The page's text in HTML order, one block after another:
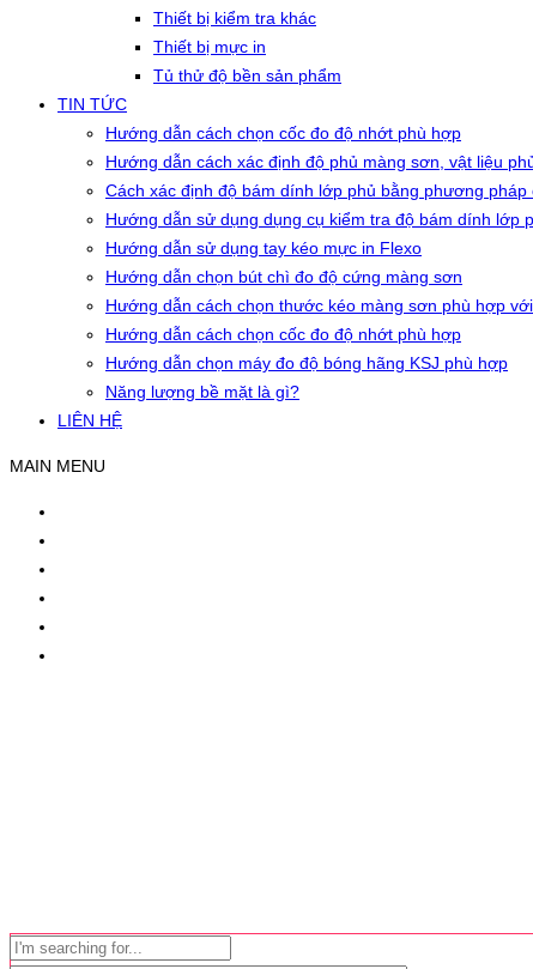
Thiết bị kiểm tra khác
Thiết bị mực in
Tủ thử độ bền sản phẩm
TIN TỨC
Hướng dẫn cách chọn cốc đo độ nhớt phù hợp
Hướng dẫn cách xác định độ phủ màng sơn, vật liệu
Cách xác định độ bám dính lớp phủ bằng phương pháp
Hướng dẫn sử dụng dụng cụ kiểm tra độ bám dính lớp
Hướng dẫn sử dụng tay kéo mực in Flexo
Hướng dẫn chọn bút chì đo độ cứng màng sơn
Hướng dẫn cách chọn thước kéo màng sơn phù hợp
Hướng dẫn cách chọn cốc đo độ nhớt phù hợp
Hướng dẫn chọn máy đo độ bóng hãng KSJ phù hợp
Năng lượng bề mặt là gì?
LIÊN HỆ
MAIN MENU